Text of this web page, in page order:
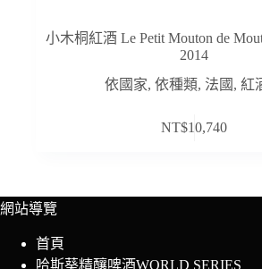
小木桐紅酒 Le Petit Mouton de
2014
依國家,依種類, 法國 ,紅
NT$10,740
網站導覽
首頁
哈斯葵精釀啤酒WORLD SERIES